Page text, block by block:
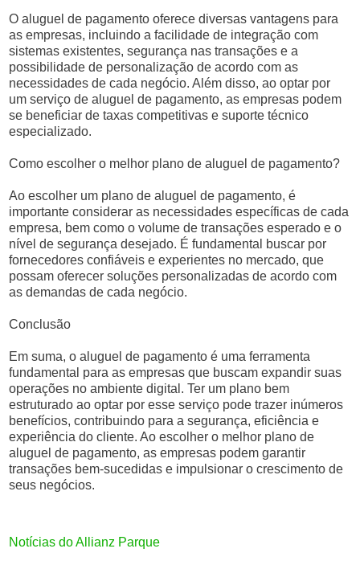
O aluguel de pagamento oferece diversas vantagens para
as empresas, incluindo a facilidade de integração com
sistemas existentes, segurança nas transações e a
possibilidade de personalização de acordo com as
necessidades de cada negócio. Além disso, ao optar por
um serviço de aluguel de pagamento, as empresas podem
se beneficiar de taxas competitivas e suporte técnico
especializado.
Como escolher o melhor plano de aluguel de pagamento?
Ao escolher um plano de aluguel de pagamento, é
importante considerar as necessidades específicas de cada
empresa, bem como o volume de transações esperado e o
nível de segurança desejado. É fundamental buscar por
fornecedores confiáveis e experientes no mercado, que
possam oferecer soluções personalizadas de acordo com
as demandas de cada negócio.
Conclusão
Em suma, o aluguel de pagamento é uma ferramenta
fundamental para as empresas que buscam expandir suas
operações no ambiente digital. Ter um plano bem
estruturado ao optar por esse serviço pode trazer inúmeros
benefícios, contribuindo para a segurança, eficiência e
experiência do cliente. Ao escolher o melhor plano de
aluguel de pagamento, as empresas podem garantir
transações bem-sucedidas e impulsionar o crescimento de
seus negócios.
Notícias do Allianz Parque